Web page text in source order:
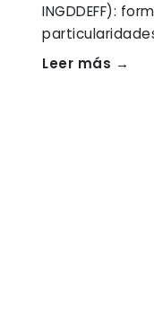
INGDDEFF):
Leer más →